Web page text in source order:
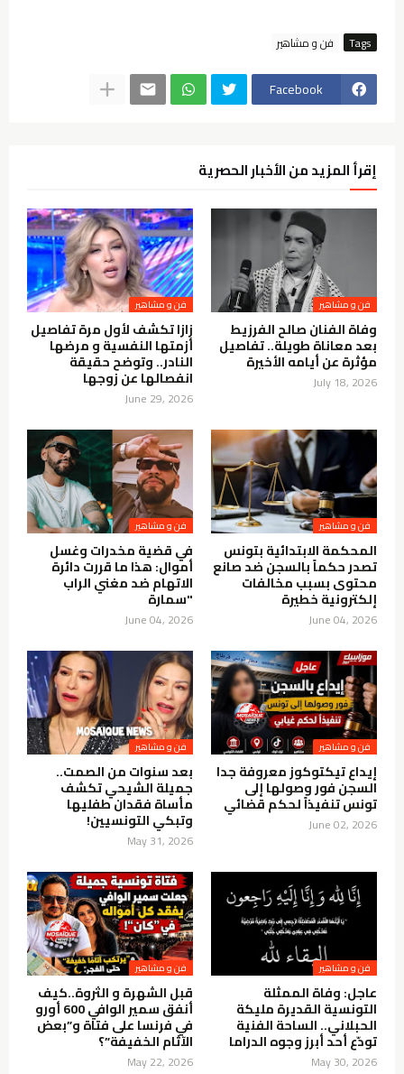
Tags فن و مشاهير
Facebook
إقرأ المزيد من الأخبار الحصرية
فن و مشاهير
وفاة الفنان صالح الفرزيط
بعد معاناة طويلة.. تفاصيل
مؤثرة عن أيامه الأخيرة
July 18, 2026
فن و مشاهير
زازا تكشف لأول مرة تفاصيل
أزمتها النفسية و مرضها
النادر.. وتوضح حقيقة
انفصالها عن زوجها
June 29, 2026
فن و مشاهير
المحكمة الابتدائية بتونس
تصدر حكماً بالسجن ضد صانع
محتوى بسبب مخالفات
إلكترونية خطيرة
June 04, 2026
فن و مشاهير
في قضية مخدرات وغسل
أموال: هذا ما قررت دائرة
الاتهام ضد مغني الراب
"سمارة
June 04, 2026
فن و مشاهير
إيداع تيكتوكوز معروفة جدا
السجن فور وصولها إلى
تونس تنفيذاً لحكم قضائي
June 02, 2026
فن و مشاهير
بعد سنوات من الصمت..
جميلة الشيحي تكشف
مأساة فقدان طفليها
وتبكي التونسيين!
May 31, 2026
فن و مشاهير
عاجل: وفاة الممثلة
التونسية القديرة مليكة
الحبلاني.. الساحة الفنية
تودّع أحد أبرز وجوه الدراما
May 30, 2026
فن و مشاهير
قبل الشهرة و الثروة..كيف
أنفق سمير الوافي 600 أورو
في فرنسا على فتاة و”بعض
الآثام الخفيفة”؟
May 22, 2026